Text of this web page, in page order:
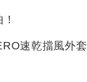
速乾擋風外套